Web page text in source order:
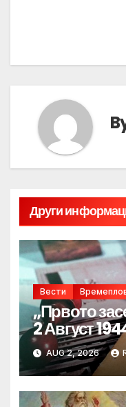
Други
Вести
„Првото
2 Август
AUG 2, 2026